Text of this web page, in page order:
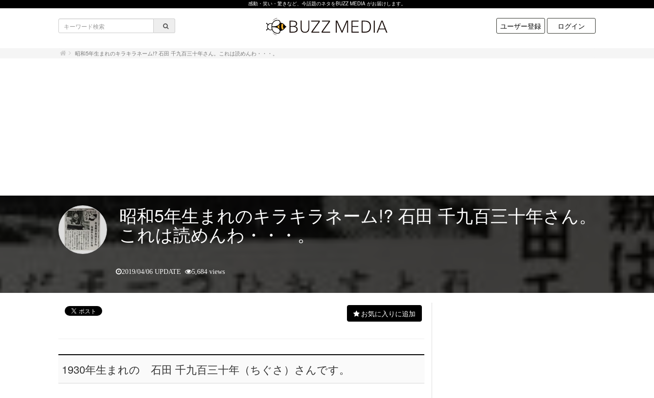
感動・笑い・驚きなど、今話題のネタをBUZZ MEDIA がお届けします。
ユーザー登録 ログイン
昭和5年生まれのキラキラネーム!? 石田 千九百三十年さん。これは読めんわ・・・。
昭和5年生まれのキラキラネーム!? 石田 千九百三十年さん。
これは読めんわ・・・。
2019/04/06 UPDATE 5,684 views
お気に入りに追加
1930年生まれの 石田 千九百三十年（ちぐさ）さんです。